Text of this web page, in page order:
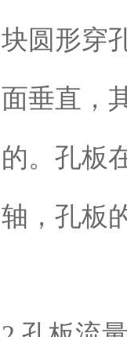
块圆形穿
面垂直，
的。孔板
轴，孔板